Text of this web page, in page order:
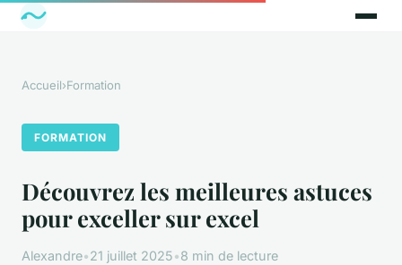
Accueil›Formation
FORMATION
Découvrez les meilleures astuces
pour exceller sur excel
Alexandre•21 juillet 2025•8 min de lecture